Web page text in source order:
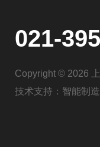
021-
Copyright © 2026
技术支持： 智能制